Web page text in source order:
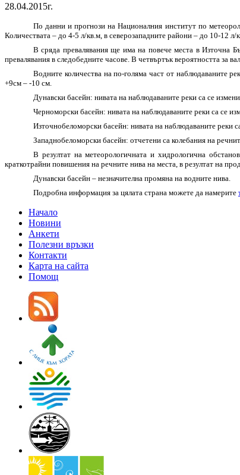
28.04.2015г.
По данни и прогнози на Националния институт по
Количествата – до 4-5 л/кв.м, в северозападните райони – до 10-12 л/
В сряда превалявания ще има на повече места в Източна
превалявания в следобедните часове. В четвъртък вероятността за
Водните количества на по-голяма част от наблюдаваните
+9см – -10 см.
Дунавски басейн: нивата на наблюдаваните реки са се
Черноморски басейн: нивата на наблюдаваните реки са се
Източнобеломорски басейн: нивата на наблюдаваните реки
Западнобеломорски басейн: отчетени са колебания на
В резултат на метеорологичната и хидрологична
краткотрайни повишения на речните нива на места, в резултат на
Дунавски басейн – незначителна промяна на водните нива.
Подробна информация за цялата страна можете да намерите
Начало
Новини
Анкети
Полезни връзки
Контакти
Карта на сайта
Помощ